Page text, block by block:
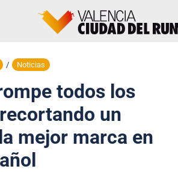
/ Noticias
todos los
un
mejor marca en